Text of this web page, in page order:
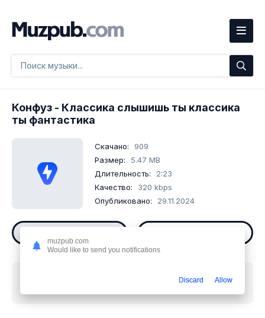
Конфуз - Классика слышишь ты классика
ты фантастика
Скачано:
909
Размер:
5.47 MB
Длительность:
2:23
Качество:
320 kbps
Опубликовано:
29.11.2024
Конфуз - Классика слышишь ты
muzpub.com
Would like to send you notifications
Discard Allow